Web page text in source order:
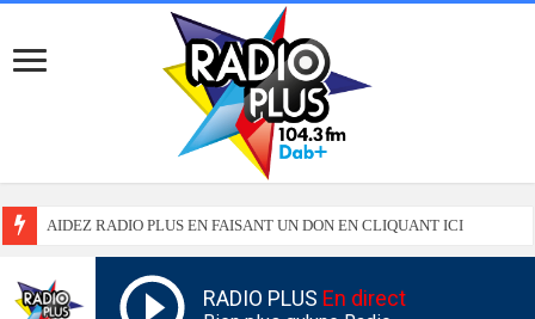
AIDEZ RADIO PLUS EN FAISANT UN DON EN CLIQUANT ICI
RADIO PLUS En direct